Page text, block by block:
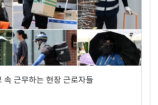
속 근무하는 현장 근로자들